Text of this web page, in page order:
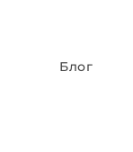
Блог